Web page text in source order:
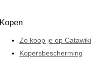
Kopen
Zo koop je op Catawiki
Kopersbescherming